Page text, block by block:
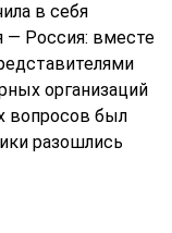
в себя
Россия: вместе
организаций
вопросов был
разошлись